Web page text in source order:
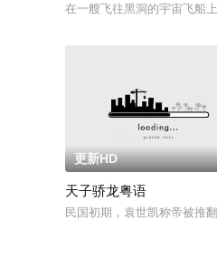
在一艘飞往黑洞的宇宙飞船
更新HD
天子骄龙粤语
民国初期，袁世凯称帝被推